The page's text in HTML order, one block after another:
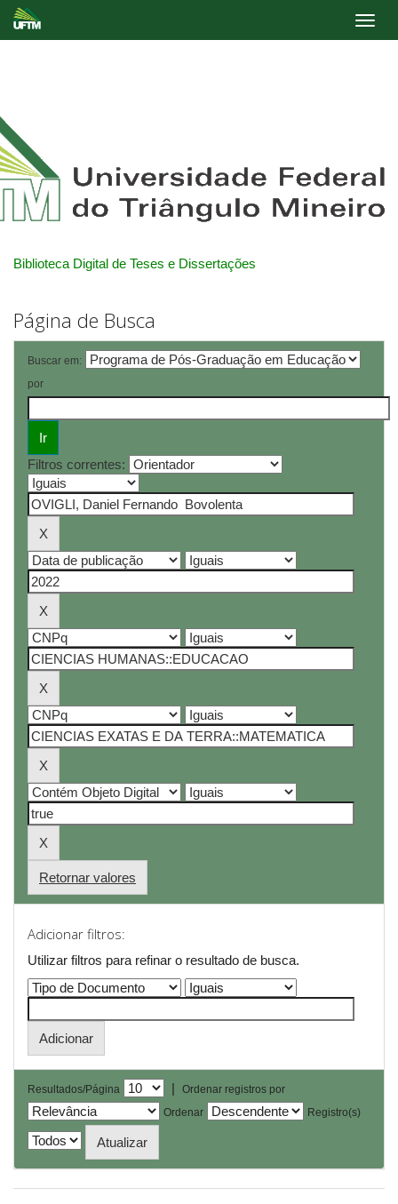
Biblioteca Digital de Teses e Dissertações
Página de Busca
Buscar em:
por
Filtros correntes:
Retornar valores
Adicionar filtros:
Utilizar filtros para refinar o resultado de busca.
Resultados/Página |
Ordenar registros por
Ordenar
Registro(s)